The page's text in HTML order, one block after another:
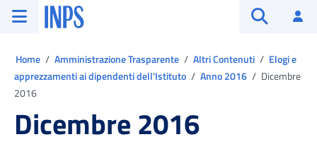
Vai al menu principale
Vai al contenuto principale
Vai al pie' di pagina
INPS ()
Home Amministrazione Trasparente Altri Contenuti
Elogi e
apprezzamenti ai dipendenti dell'Istituto
Anno 2016
Dicembre
2016
Dicembre 2016